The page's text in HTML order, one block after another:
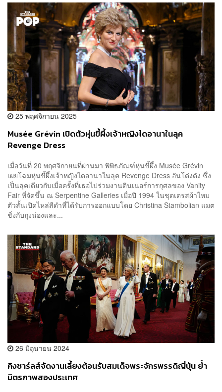
25 พฤศจิกายน 2025
Musée Grévin เปิดตัวหุ่นขี้ผึ้งเจ้าหญิงไดอานาในลุค
Revenge Dress
เมื่อวันที่ 20 พฤศจิกายนที่ผ่านมา พิพิธภัณฑ์หุ่นขี้ผึ้ง Musée Grévin
เผยโฉมหุ่นขี้ผึ้งเจ้าหญิงไดอานาในลุค Revenge Dress อันโด่งดัง ซึ่ง
เป็นลุคเดียวกับเมื่อครั้งที่เธอไปร่วมงานดินเนอร์การกุศลของ Vanity
Fair ที่จัดขึ้น ณ Serpentine Galleries เมื่อปี 1994 ในชุดเดรสผ้าไหม
ตัวสั้นเปิดไหล่สีดำที่ได้รับการออกแบบโดย Christina Stambolian แมต
ชิ่งกับถุงน่องและ...
26 มิถุนายน 2024
คิงชาร์ลส์จัดงานเลี้ยงต้อนรับสมเด็จพระจักรพรรดิญี่ปุ่น ย้ำ
มิตรภาพสองประเทศ